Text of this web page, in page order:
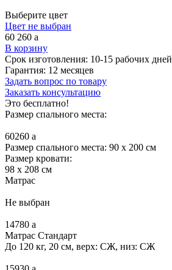
Выберите цвет
Цвет не выбран
60 260 a
В корзину
Срок изготовления: 10-15 рабочих дней
Гарантия: 12 месяцев
Задать вопрос по товару
Заказать консультацию
Это бесплатно!
Размер спального места:
60260 a
Размер спального места: 90 x 200 см
Размер кровати:
98 x 208 см
Матрас
Не выбран
14780 a
Матрас Стандарт
До 120 кг, 20 см, верх: СЖ, низ: СЖ